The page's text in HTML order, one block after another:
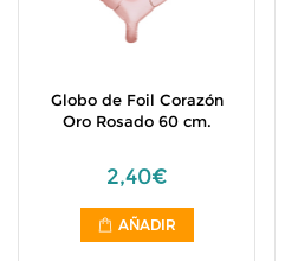
Globo de Foil Corazón
Oro Rosado 60 cm.
2,40€
AÑADIR